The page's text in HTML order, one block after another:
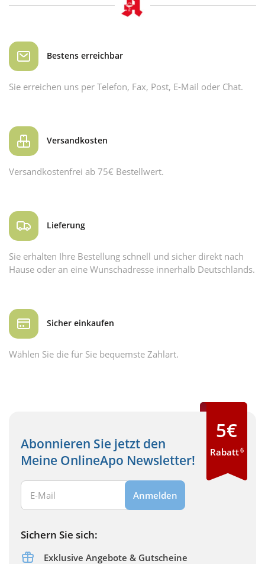
Bestens erreichbar
Sie erreichen uns per Telefon, Fax, Post, E-Mail oder Chat.
Versandkosten
Versandkostenfrei ab 75€ Bestellwert.
Lieferung
Sie erhalten Ihre Bestellung schnell und sicher direkt nach
Hause oder an eine Wunschadresse innerhalb Deutschlands.
Sicher einkaufen
Wählen Sie die für Sie bequemste Zahlart.
Abonnieren Sie jetzt den
Meine OnlineApo Newsletter!
Ihre E-Mail Adresse:
Anmelden
Sichern Sie sich:
Exklusive Angebote & Gutscheine
5€
Rabatt6